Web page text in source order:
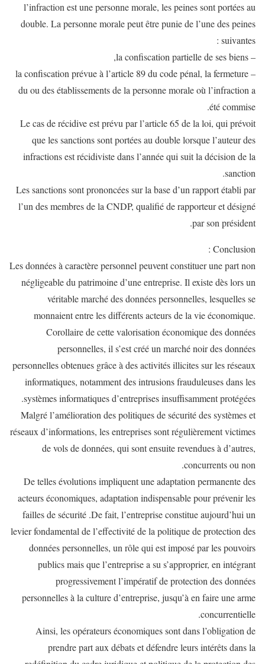
l’infraction est une personne morale, les peines sont portées au
double. La personne morale peut être punie de l’une des peines
suivantes :
– la confiscation partielle de ses biens,
– la confiscation prévue à l’article 89 du code pénal, la fermeture
du ou des établissements de la personne morale où l’infraction a
été commise.
Le cas de récidive est prévu par l’article 65 de la loi, qui prévoit
que les sanctions sont portées au double lorsque l’auteur des
infractions est récidiviste dans l’année qui suit la décision de la
sanction.
Les sanctions sont prononcées sur la base d’un rapport établi par
l’un des membres de la CNDP, qualifié de rapporteur et désigné
par son président.
Conclusion :
Les données à caractère personnel peuvent constituer une part non
négligeable du patrimoine d’une entreprise. Il existe dès lors un
véritable marché des données personnelles, lesquelles se
monnaient entre les différents acteurs de la vie économique.
Corollaire de cette valorisation économique des données
personnelles, il s’est créé un marché noir des données
personnelles obtenues grâce à des activités illicites sur les réseaux
informatiques, notamment des intrusions frauduleuses dans les
systèmes informatiques d’entreprises insuffisamment protégées.
Malgré l’amélioration des politiques de sécurité des systèmes et
réseaux d’informations, les entreprises sont régulièrement victimes
de vols de données, qui sont ensuite revendues à d’autres,
concurrents ou non.
De telles évolutions impliquent une adaptation permanente des
acteurs économiques, adaptation indispensable pour prévenir les
failles de sécurité .De fait, l’entreprise constitue aujourd’hui un
levier fondamental de l’effectivité de la politique de protection des
données personnelles, un rôle qui est imposé par les pouvoirs
publics mais que l’entreprise a su s’approprier, en intégrant
progressivement l’impératif de protection des données
personnelles à la culture d’entreprise, jusqu’à en faire une arme
concurrentielle.
Ainsi, les opérateurs économiques sont dans l’obligation de
prendre part aux débats et défendre leurs intérêts dans la